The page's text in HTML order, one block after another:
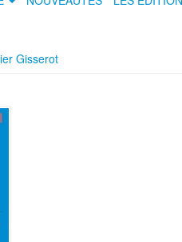
Gisserot